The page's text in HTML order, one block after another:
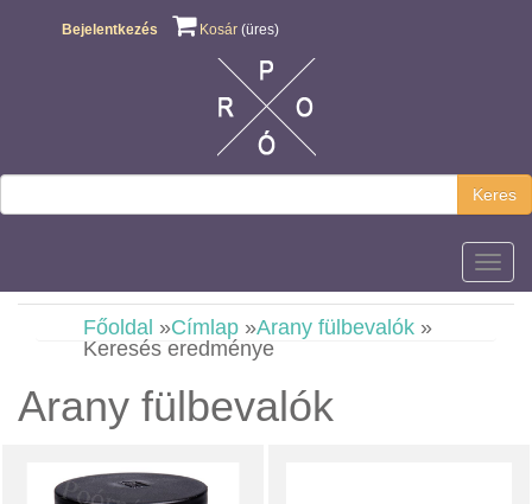
Bejelentkezés Kosár (üres)
Keres
Főoldal »Címlap »Arany fülbevalók »
Keresés eredménye
Arany fülbevalók